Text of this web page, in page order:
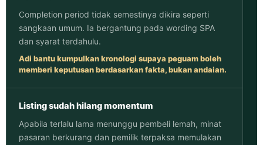
Completion period tidak semestinya dikira seperti
sangkaan umum. Ia bergantung pada wording SPA
dan syarat terdahulu.
Adi bantu kumpulkan kronologi supaya peguam boleh
memberi keputusan berdasarkan fakta, bukan andaian.
Listing sudah hilang momentum
Apabila terlalu lama menunggu pembeli lemah, minat
pasaran berkurang dan pemilik terpaksa memulakan